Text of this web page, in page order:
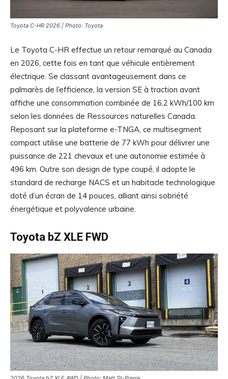
Toyota C-HR 2026 | Photo: Toyota
Le Toyota C-HR effectue un retour remarqué au Canada
en 2026, cette fois en tant que véhicule entièrement
électrique. Se classant avantageusement dans ce
palmarès de l’efficience, la version SE à traction avant
affiche une consommation combinée de 16,2 kWh/100 km
selon les données de Ressources naturelles Canada.
Reposant sur la plateforme e-TNGA, ce multisegment
compact utilise une batterie de 77 kWh pour délivrer une
puissance de 221 chevaux et une autonomie estimée à
496 km. Outre son design de type coupé, il adopte le
standard de recharge NACS et un habitacle technologique
doté d’un écran de 14 pouces, alliant ainsi sobriété
énergétique et polyvalence urbaine.
Toyota bZ XLE FWD